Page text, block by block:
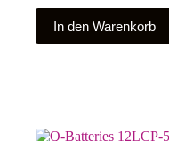
In den Warenkorb